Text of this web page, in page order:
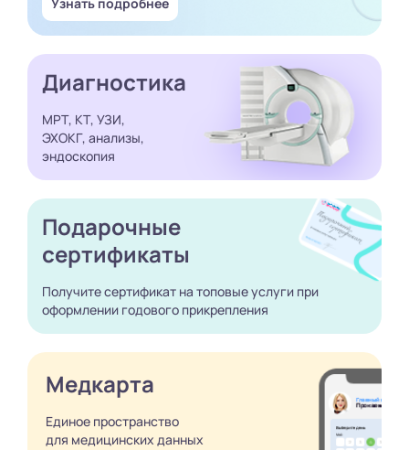
Диагностика
МРТ, КТ, УЗИ,
ЭХОКГ, анализы,
эндоскопия
Подарочные
сертификаты
Получите сертификат на топовые услуги при
оформлении годового прикрепления
Медкарта
Единое пространство
для медицинских данных